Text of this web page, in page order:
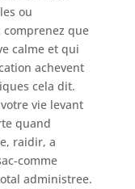
ou
comprenez que
calme et qui
achevent
cela dit.
vie levant
quand
raidir, a
comme
administree.